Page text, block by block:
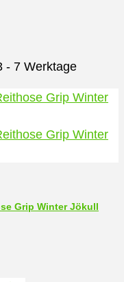
- 7 Werktage
Grip Winter Jökull